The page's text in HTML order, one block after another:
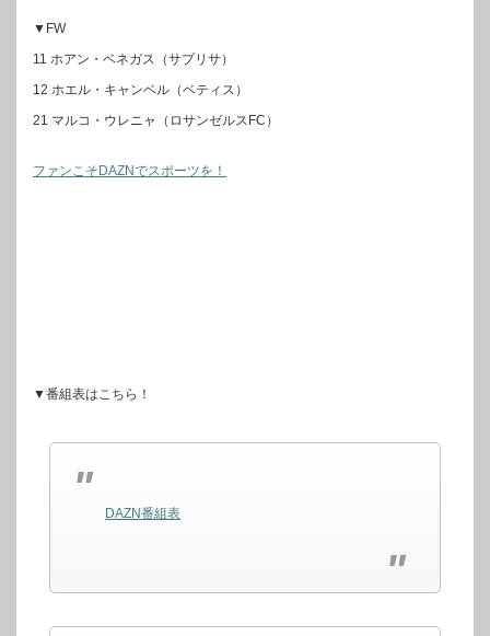
▼FW
11 ホアン・ベネガス（サプリサ）
12 ホエル・キャンベル（ベティス）
21 マルコ・ウレニャ（ロサンゼルスFC）
ファンこそDAZNでスポーツを！
▼番組表はこちら！
DAZN番組表